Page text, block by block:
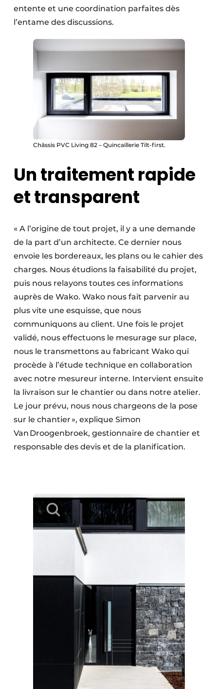
entente et une coordination parfaites dès
l’entame des discussions.
Châssis PVC Living 82 – Quincaillerie Tilt-first.
Un traitement rapide
et transparent
« A l’origine de tout projet, il y a une demande
de la part d’un architecte. Ce dernier nous
envoie les bordereaux, les plans ou le cahier des
charges. Nous étudions la faisabilité du projet,
puis nous relayons toutes ces informations
auprès de Wako. Wako nous fait parvenir au
plus vite une esquisse, que nous
communiquons au client. Une fois le projet
validé, nous effectuons le mesurage sur place,
nous le transmettons au fabricant Wako qui
procède à l’étude technique en collaboration
avec notre mesureur interne. Intervient ensuite
la livraison sur le chantier ou dans notre atelier.
Le jour prévu, nous nous chargeons de la pose
sur le chantier », explique Simon
Van Droogenbroek, gestionnaire de chantier et
responsable des devis et de la planification.